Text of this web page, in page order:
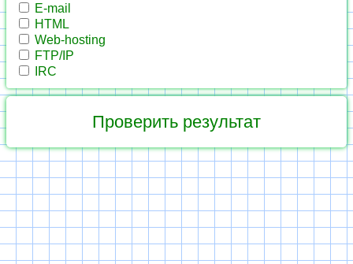
E-mail
HTML
Web-hosting
FTP/IP
IRC